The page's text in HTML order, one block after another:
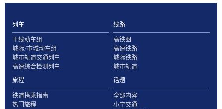
列车
干线动车组
城际/市域动车组
城市轨道交通列车
高速综合检测列车
线路
高铁图
高速铁路
城际铁路
城市轨道
旅程
铁道搭乘指南
热门旅程
话题
全部内容
小宁交通